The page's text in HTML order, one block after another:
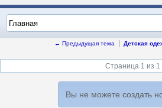
← Предыдущая тема Детская
Страница 1 из 1
Вы не можете создать